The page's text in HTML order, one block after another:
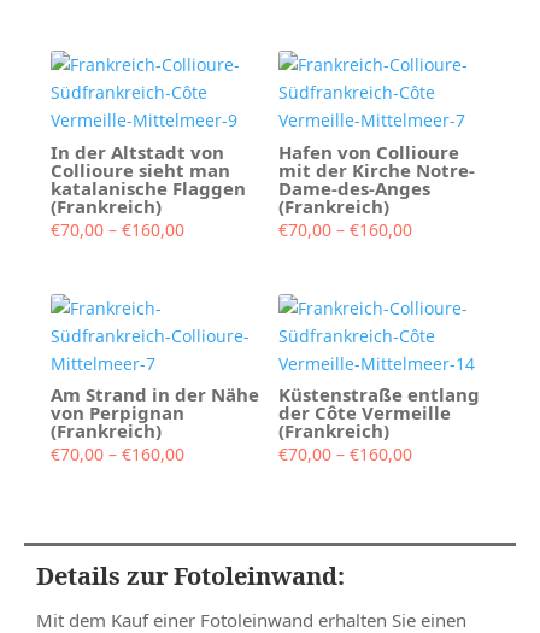
€160,00
In der Altstadt von
Collioure sieht man
katalanische Flaggen
(Frankreich)
€70,00 – €160,00Preisspanne:
Hafen von Collioure
mit der Kirche Notre-
Dame-des-Anges
(Frankreich)
€70,00 –€160,00Preisspanne:
€160,00
Am Strand in der Nähe
von Perpignan
(Frankreich)
€70,00 – €160,00Preisspanne:
Küstenstraße entlang
der Côte Vermeille
(Frankreich)
€70,00 –€160,00Preisspanne:
Details zur Fotoleinwand:
Mit dem Kauf einer Fotoleinwand erhalten Sie einen